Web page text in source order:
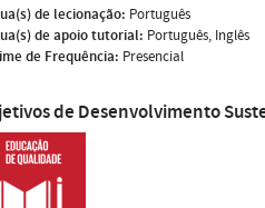
de lecionação: Português
de apoio tutorial: Português, Inglês
de Frequência: Presencial
de Desenvolvimento